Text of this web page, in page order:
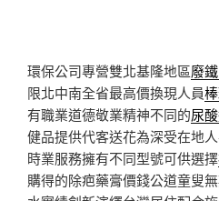
環保公司專營雙北基隆地區廢
限北中南全省最高價換現人員
有職業道德敬業精神不同的尿
健品提供代客送花為深受在地
時業服務擁有不同型號可供選擇
購得的除疤藥膏價錢公道童叟